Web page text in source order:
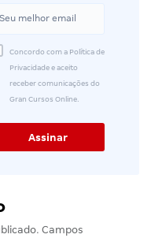
Concordo com a Política de
Privacidade e aceito
receber comunicações do
Gran Cursos Online.
Campos